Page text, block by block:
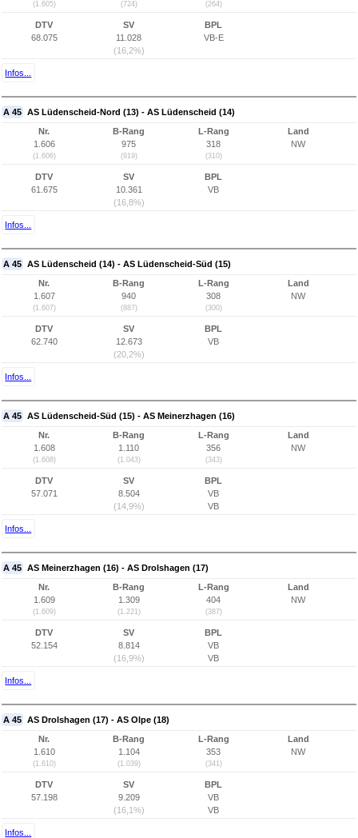
(1.605) (724) (264)
DTV
68.075
SV
11.028
(16,2%)
BPL
VB-E
Infos...
A 45 AS Lüdenscheid-Nord (13) - AS Lüdenscheid (14)
Nr.
1.606
(1.606)
B-Rang
975
(919)
L-Rang
318
(310)
Land
NW
DTV
61.675
SV
10.361
(16,8%)
BPL
VB
Infos...
A 45 AS Lüdenscheid (14) - AS Lüdenscheid-Süd (15)
Nr.
1.607
(1.607)
B-Rang
940
(887)
L-Rang
308
(300)
Land
NW
DTV
62.740
SV
12.673
(20,2%)
BPL
VB
Infos...
A 45 AS Lüdenscheid-Süd (15) - AS Meinerzhagen (16)
Nr.
1.608
(1.608)
B-Rang
1.110
(1.043)
L-Rang
356
(343)
Land
NW
DTV
57.071
SV
8.504
(14,9%)
BPL
VB
VB
Infos...
A 45 AS Meinerzhagen (16) - AS Drolshagen (17)
Nr.
1.609
(1.609)
B-Rang
1.309
(1.221)
L-Rang
404
(387)
Land
NW
DTV
52.154
SV
8.814
(16,9%)
BPL
VB
VB
Infos...
A 45 AS Drolshagen (17) - AS Olpe (18)
Nr.
1.610
(1.610)
B-Rang
1.104
(1.039)
L-Rang
353
(341)
Land
NW
DTV
57.198
SV
9.209
(16,1%)
BPL
VB
VB
Infos...